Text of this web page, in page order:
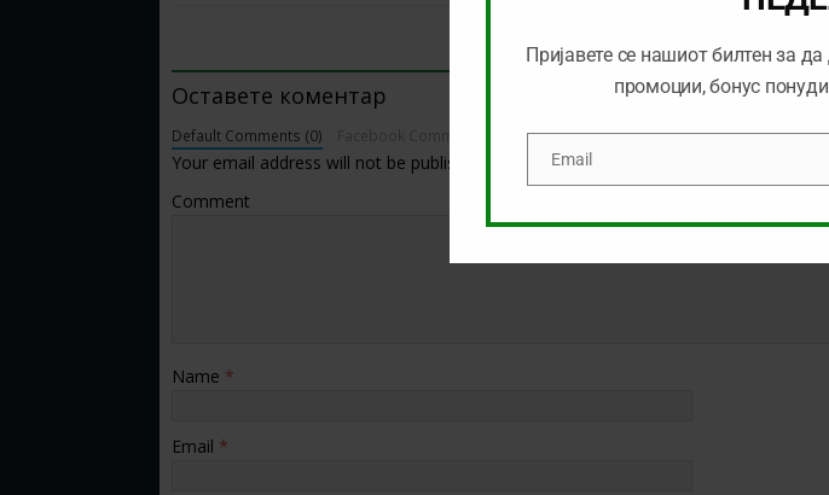
BE THE FIRST TO COMMENT
Оставете коментар
Default Comments (0)
Your email address will not be published.
Comment
Name *
Email *
Пријавете се нашиот билтен за
промоции, бонус
EmailEmail